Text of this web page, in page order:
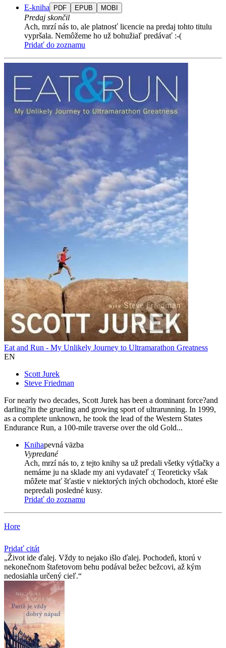
E-kniha PDF EPUB MOBI
Predaj skončil
Ach, mrzí nás to, ale platnosť licencie na predaj tohto titulu
vypršala. Nemôžeme ho už bohužiaľ predávať :-(
Pridať do zoznamu
Eat and Run - My Unlikely Journey to Ultramarathon Greatness
EN
Scott Jurek
Steve Friedman
For nearly two decades, Scott Jurek has been a dominant force?and
darling?in the grueling and growing sport of ultrarunning. In 1999,
as a complete unknown, he took the lead of the Western States
Endurance Run, a 100-mile traverse over the old Gold...
Knihapevná väzba
Vypredané
Ach, mrzí nás to, z tejto knihy sa už predali všetky výtlačky a
nemáme ju na sklade my ani vydavateľ :( Teoreticky však
môžete mať šťastie v niektorých iných obchodoch, ktoré ešte
nepredali posledné kusy.
Pridať do zoznamu
Hore
Pridať citát
Život ide ďalej. Vždy to nejako išlo ďalej. Pochodeň, ktorú v
nekonečnom štafetovom behu podával bežec bežcovi, až kým
nedosiahla určený cieľ.